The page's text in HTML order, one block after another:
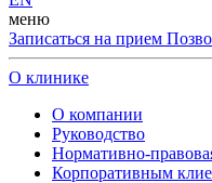
меню
Записаться на прием
О клинике
О компании
Руководство
Нормативно-
Корпоративным